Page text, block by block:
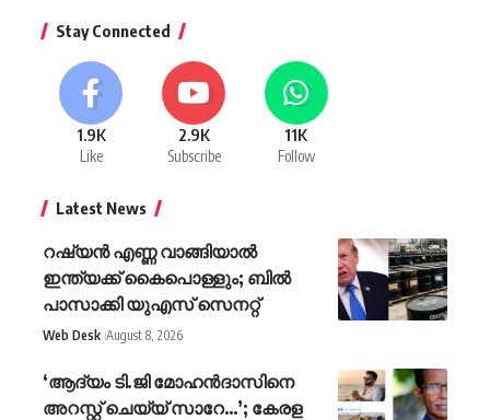
Stay Connected
1.9K
Like
2.9K
Subscribe
11K
Follow
Latest News
റഷ്യൻ എണ്ണ വാങ്ങിയാൽ
ഇന്ത്യക്ക് കൈപൊള്ളും; ബിൽ
പാസാക്കി യുഎസ് സെനറ്റ്
Web Desk August 8, 2026
‘ആദ്യം ടി.ജി മോഹന്‍ദാസിനെ
അറസ്റ്റ് ചെയ്യ് സാറേ…’; കേരള